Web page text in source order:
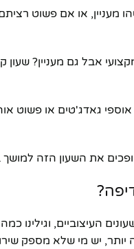
מעניין, או אם פשוט
אבל גם מעניין? שעון
גאדג'טים או פשוט
את השעון הזה למושך
העיצוביים, וגילינו כמה
יש מי שלא מספק